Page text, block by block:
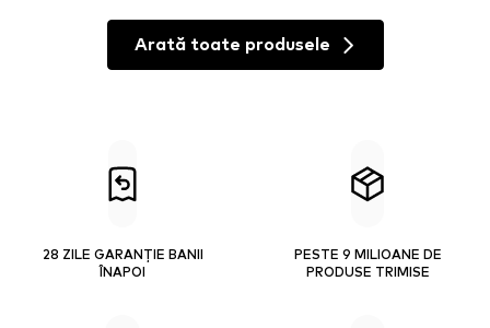
Arată toate produsele
28 ZILE GARANȚIE BANII
ÎNAPOI
PESTE 9 MILIOANE DE
PRODUSE TRIMISE